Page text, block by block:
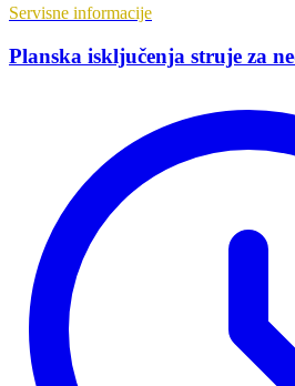
Servisne informacije
Planska isključenja struje za